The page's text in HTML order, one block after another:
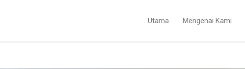
Utama Mengenai Kami